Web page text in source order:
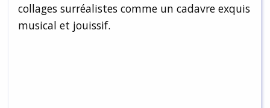
collages surréalistes comme un cadavre exquis
musical et jouissif.